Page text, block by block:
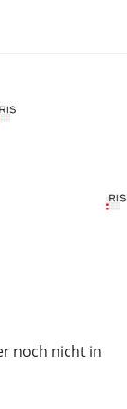
noch nicht in